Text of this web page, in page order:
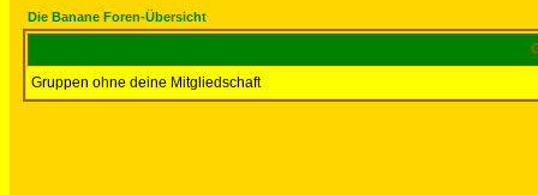
Die Banane Foren-Übersicht
Gruppen ohne deine Mitgliedschaft